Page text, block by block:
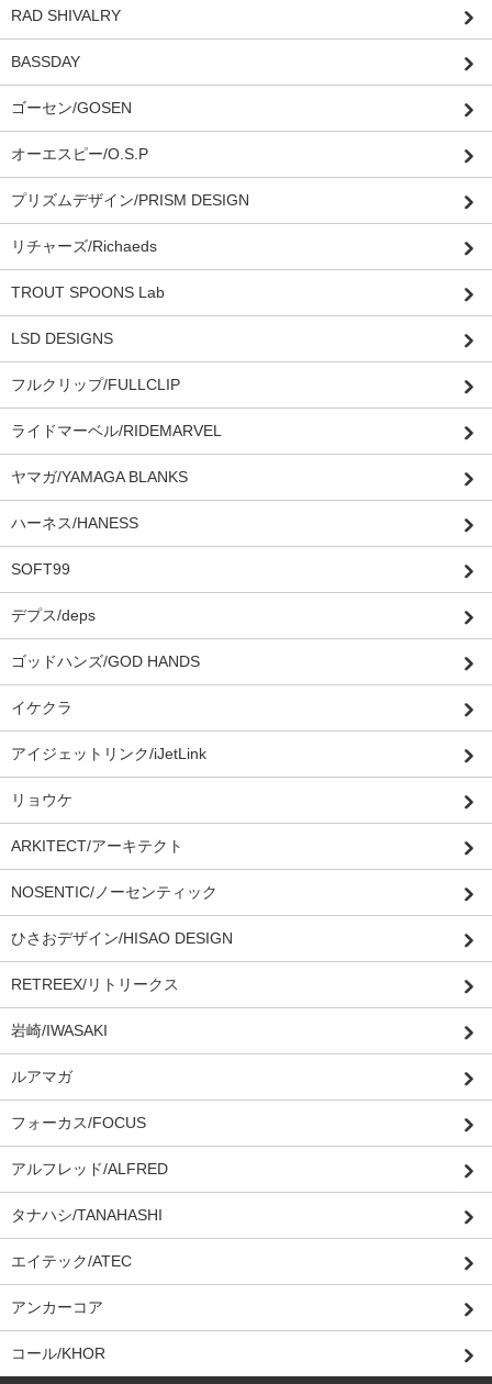
RAD SHIVALRY
BASSDAY
ゴーセン/GOSEN
オーエスピー/O.S.P
プリズムデザイン/PRISM DESIGN
リチャーズ/Richaeds
TROUT SPOONS Lab
LSD DESIGNS
フルクリップ/FULLCLIP
ライドマーベル/RIDEMARVEL
ヤマガ/YAMAGA BLANKS
ハーネス/HANESS
SOFT99
デプス/deps
ゴッドハンズ/GOD HANDS
イケクラ
アイジェットリンク/iJetLink
リョウケ
ARKITECT/アーキテクト
NOSENTIC/ノーセンティック
ひさおデザイン/HISAO DESIGN
RETREEX/リトリークス
岩崎/IWASAKI
ルアマガ
フォーカス/FOCUS
アルフレッド/ALFRED
タナハシ/TANAHASHI
エイテック/ATEC
アンカーコア
コール/KHOR